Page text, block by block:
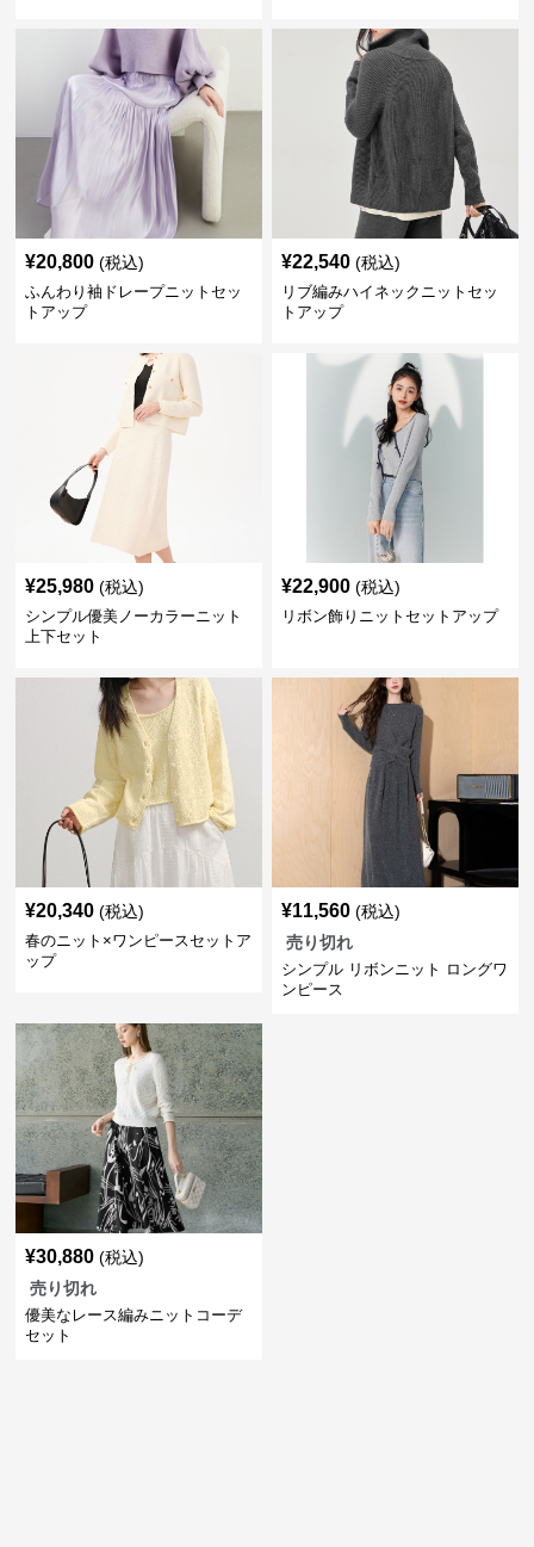
¥20,800 (税込)
ふんわり袖ドレープニットセッ
トアップ
¥22,540 (税込)
リブ編みハイネックニットセッ
トアップ
¥25,980 (税込)
シンプル優美ノーカラーニット
上下セット
¥22,900 (税込)
リボン飾りニットセットアップ
¥20,340 (税込)
春のニット×ワンピースセットア
ップ
¥11,560 (税込)
売り切れ
シンプル リボンニット ロングワ
ンピース
¥30,880 (税込)
売り切れ
優美なレース編みニットコーデ
セット